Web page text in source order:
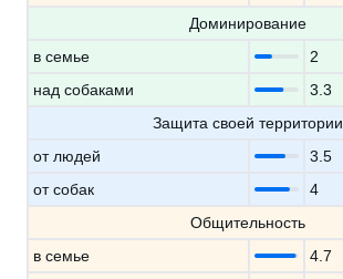
Доминирование
в семье
2
над собаками
3.3
Защита своей территории
от людей
3.5
от собак
4
Общительность
в семье
4.7